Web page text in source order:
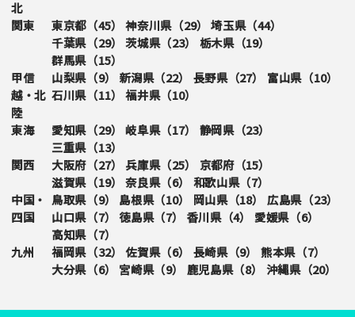
北
関東 東京都（45） 神奈川県（29） 埼玉県（44）
千葉県（29） 茨城県（23） 栃木県（19）
群馬県（15）
甲信
越・北
陸
山梨県（9） 新潟県（22） 長野県（27） 富山県（10）
石川県（11） 福井県（10）
東海 愛知県（29） 岐阜県（17） 静岡県（23）
三重県（13）
関西
大阪府（27） 兵庫県（25） 京都府（15）
滋賀県（19） 奈良県（6） 和歌山県（7）
中国・
四国
鳥取県（9） 島根県（10） 岡山県（18） 広島県（23）
山口県（7） 徳島県（7） 香川県（4） 愛媛県（6）
高知県（7）
九州
福岡県（32） 佐賀県（6） 長崎県（9） 熊本県（7）
大分県（6） 宮崎県（9） 鹿児島県（8） 沖縄県（20）